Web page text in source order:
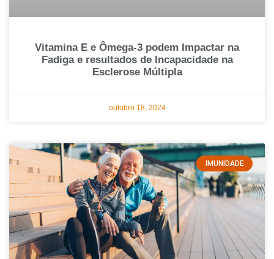
Vitamina E e Ômega-3 podem Impactar na
Fadiga e resultados de Incapacidade na
Esclerose Múltipla
outubro 18, 2024
IMUNIDADE